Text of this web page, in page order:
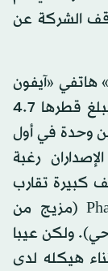
الشركة عن
«آبل» هاتفي «آيفون
6» و«6 بلاس» بتصميم أكبر وبشاشة يبلغ قطرها 4.7
وصلت إلى 10 ملايين وحدة في أول
رغبة
كبيرة تقارب
حجم الأجهزة اللوحية «فابليت» Phablet (مزيج من
ولكن عيبا
هيكله لدى